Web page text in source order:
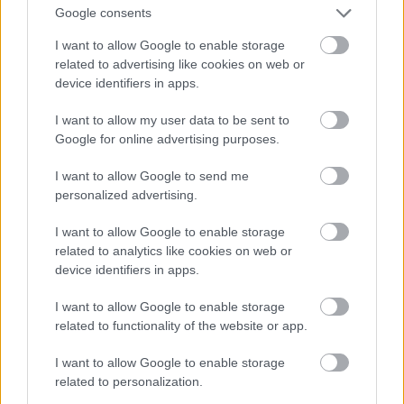
Google consents
I want to allow Google to enable storage
related to advertising like cookies on web or
device identifiers in apps.
I want to allow my user data to be sent to
Google for online advertising purposes.
I want to allow Google to send me
personalized advertising.
I want to allow Google to enable storage
related to analytics like cookies on web or
device identifiers in apps.
I want to allow Google to enable storage
related to functionality of the website or app.
I want to allow Google to enable storage
related to personalization.
Hogy mégis legyen valami kapaszkodó a színek
kalibrálására, egy olyan színpalettát helyeznek a
Mars-szondákra, aminek a párja itt a Földön van.
minden kutató egyéni látásától, illetve a
fényviszonyoktól függően kicsit más színárnyalatot